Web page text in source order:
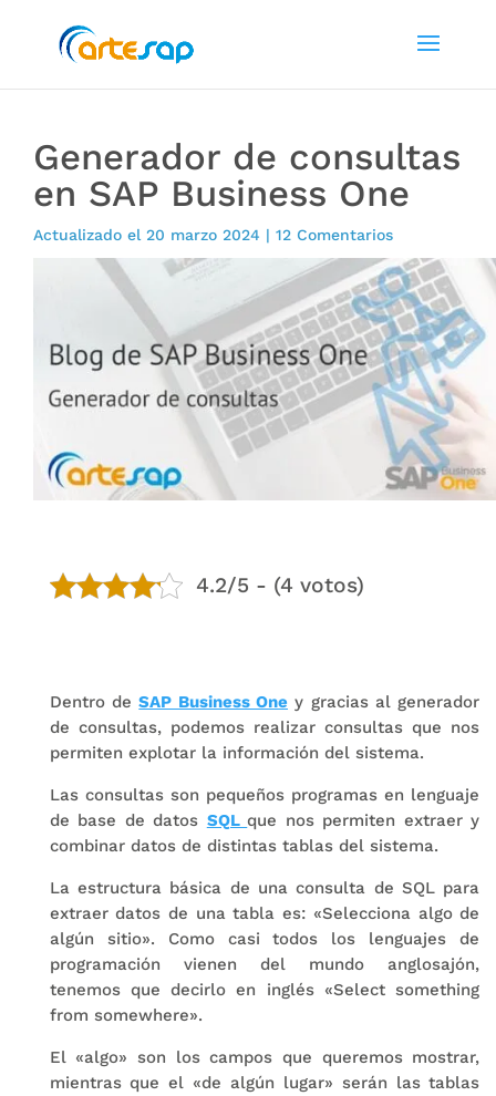
Generador de consultas
en SAP Business One
Actualizado el 20 marzo 2024 | 12 Comentarios
4.2/5 - (4 votos)
Dentro deSAP Business One y gracias al generador
de consultas, podemos realizar consultas que nos
permiten explotar la información del sistema.
Las consultas son pequeños programas en lenguaje
de base de datos SQLque nos permiten extraer y
combinar datos de distintas tablas del sistema.
La estructura básica de una consulta de SQL para
extraer datos de una tabla es: «Selecciona algo de
algún sitio». Como casi todos los lenguajes de
programación vienen del mundo anglosajón,
tenemos que decirlo en inglés «Select something
from somewhere».
El «algo» son los campos que queremos mostrar,
mientras que el «de algún lugar» serán las tablas